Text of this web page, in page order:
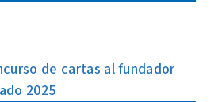
de cartas al fundador
2025